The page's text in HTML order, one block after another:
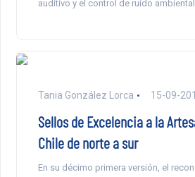
auditivo y el control de ruido
Tania González Lorca 15-09-
Sellos de Excelencia a la
Chile de norte a sur
En su décimo primera versión, el